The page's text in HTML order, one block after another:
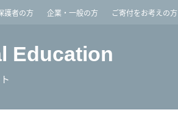
護者の方 企業・一般の方 ご寄付をお考えの方
Education